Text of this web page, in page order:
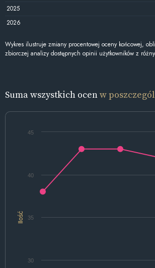
2025
2026
Wykres ilustruje zmiany procentowej oceny końcowej,
zbiorczej analizy dostępnych opinii użytkowników z
Suma wszystkich ocenw
Ilość
30
35
40
45